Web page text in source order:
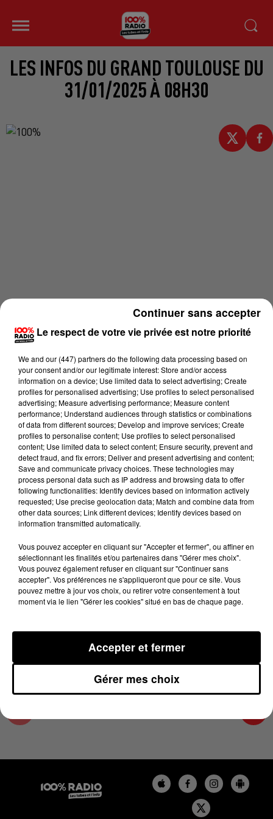
LES INFOS DU GRAND TOULOUSE DU
31/01/2025 À 08H30
Lecture (4 min 11 sec)
100%
100% Radio les infos du grand Toulouse
31 janvier 2025 - 4 min 11 sec
LES INFOS DU GRAND TOULOUSE DU
31/01/2025 À 08H30
Podcasts infos du grand Toulouse
Le respect de votre vie privée est notre priorité
We and our (447) partnersdo the following data processing based on
your consent and/or our legitimate interest: Store and/or access
information on a device; Use limited data to select advertising; Create
profiles for personalised advertising; Use profiles to select personalised
advertising; Measure advertising performance; Measure content
performance; Understand audiences through statistics or combinations
of data from different sources; Develop and improve services; Create
profiles to personalise content; Use profiles to select personalised
content; Use limited data to select content; Ensure security, prevent and
detect fraud, and fix errors; Deliver and present advertising and content;
Save and communicate privacy choices. These technologies may
process personal data such as IP address and browsing data to offer
following functionalities: Identify devices based on information actively
requested; Use precise geolocation data; Match and combine data from
other data sources; Link different devices; Identify devices based on
information transmitted automatically.
Vous pouvez accepter en cliquant sur "Accepter et fermer", ou affiner en
sélectionnant les finalités et/ou partenaires dans "Gérer mes choix".
Vous pouvez également refuser en cliquant sur "Continuer sans
accepter". Vos préférences ne s'appliqueront que pour ce site. Vous
pouvez mettre à jour vos choix, ou retirer votre consentement à tout
moment via le lien "Gérer les cookies" situé en bas de chaque page.
Gérer mes choix
Accepter et fermer
Continuer sans accepter